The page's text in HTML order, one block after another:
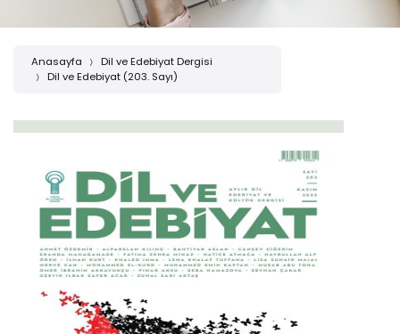
Anasayfa
Dil ve Edebiyat Dergisi
Dil ve Edebiyat (203. Sayı)